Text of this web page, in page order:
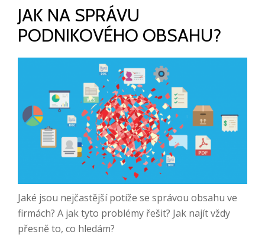
JAK NA SPRÁVU
PODNIKOVÉHO OBSAHU?
Jaké jsou nejčastější potíže se správou obsahu ve
firmách? A jak tyto problémy řešit? Jak najít vždy
přesně to, co hledám?